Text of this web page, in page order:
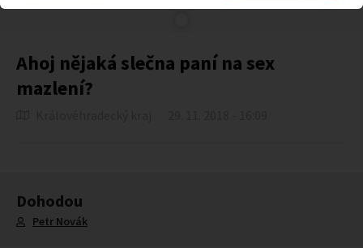
Ahoj nějaká slečna paní na sex
mazlení?
Dohodou
Petr Novák